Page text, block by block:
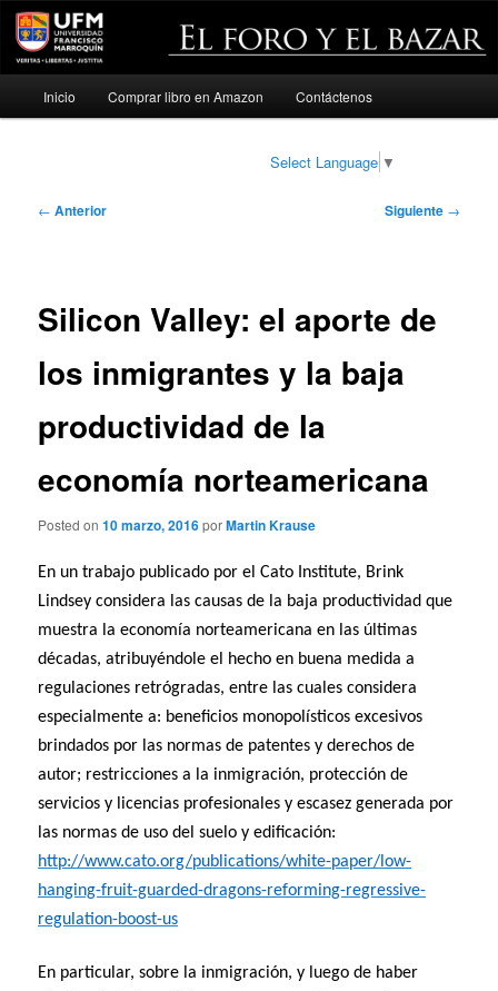
Ir
Inicio Comprar libro en Amazon Contáctenos
Select Language ▼
Navegación
← Anterior Siguiente →
Silicon Valley: el aporte de
los inmigrantes y la baja
productividad de la
economía norteamericana
Posted on10 marzo, 2016porMartin Krause
En un trabajo publicado por el Cato Institute, Brink
Lindsey considera las causas de la baja productividad que
muestra la economía norteamericana en las últimas
décadas, atribuyéndole el hecho en buena medida a
regulaciones retrógradas, entre las cuales considera
especialmente a: beneficios monopolísticos excesivos
brindados por las normas de patentes y derechos de
autor; restricciones a la inmigración, protección de
servicios y licencias profesionales y escasez generada por
las normas de uso del suelo y edificación:
http://www.cato.org/publications/white-paper/low-
hanging-fruit-guarded-dragons-reforming-regressive-
regulation-boost-us
En particular, sobre la inmigración, y luego de haber